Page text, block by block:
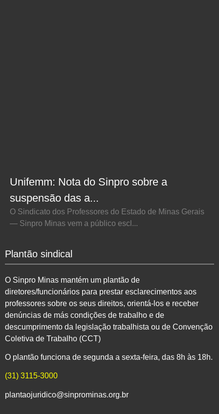
Unifemm: Nota do Sinpro sobre a
suspensão das a...
O Sindicato dos Professores do Estado de Minas Gerais
— Sinpro Minas vem a público escl...
Plantão sindical
O Sinpro Minas mantém um plantão de
diretores/funcionários para prestar esclarecimentos aos
professores sobre os seus direitos, orientá-los e receber
denúncias de más condições de trabalho e de
descumprimento da legislação trabalhista ou de Convenção
Coletiva de Trabalho (CCT)
O plantão funciona de segunda a sexta-feira, das 8h às 18h.
(31) 3115-3000
plantaojuridico@sinprominas.org.br